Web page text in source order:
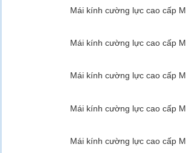
Mái kính cường lực cao cấp
Mái kính cường lực cao cấp
Mái kính cường lực cao cấp
Mái kính cường lực cao cấp
Mái kính cường lực cao cấp